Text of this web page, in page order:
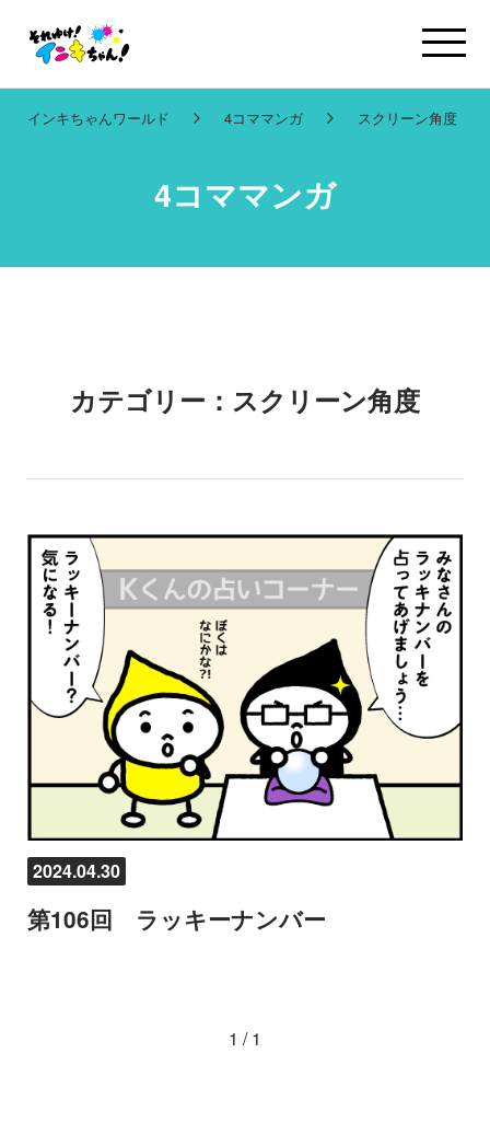
インキちゃんワールド 4コママンガ スクリーン角度
4コママンガ
カテゴリー：スクリーン角度
2024.04.30
第106回 ラッキーナンバー
1 / 1